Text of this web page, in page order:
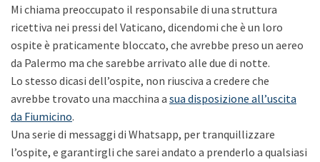
Mi chiama preoccupato il responsabile di una struttura
ricettiva nei pressi del Vaticano, dicendomi che è un loro
ospite è praticamente bloccato, che avrebbe preso un aereo
da Palermo ma che sarebbe arrivato alle due di notte.
Lo stesso dicasi dell’ospite, non riusciva a credere che
avrebbe trovato una macchina a sua disposizione all’uscita
da Fiumicino.
Una serie di messaggi di Whatsapp, per tranquillizzare
l’ospite, e garantirgli che sarei andato a prenderlo a qualsiasi